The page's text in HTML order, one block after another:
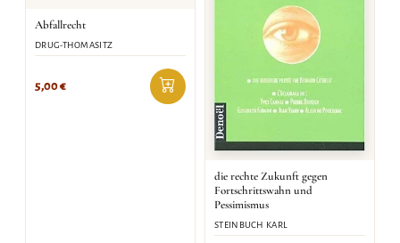
Abfallrecht
DRUG-THOMASITZ
5,00€
die rechte Zukunft gegen
Fortschrittswahn und
Pessimismus
STEINBUCH KARL